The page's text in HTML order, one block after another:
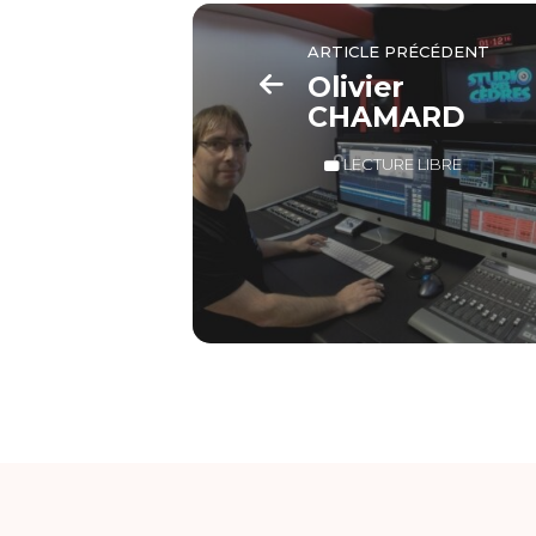
ARTICLE PRÉCÉDENT
Olivier
CHAMARD
LECTURE LIBRE